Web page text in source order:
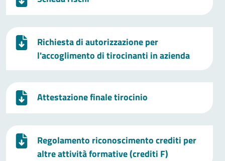
Richiesta di autorizzazione per
l'accoglimento di tirocinanti in azienda
Attestazione finale tirocinio
Regolamento riconoscimento crediti per
altre attività formative (crediti F)